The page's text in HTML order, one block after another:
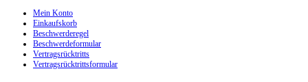
Mein Konto
Einkaufskorb
Beschwerderegel
Beschwerdeformular
Vertragsrücktritts
Vertragsrücktrittsformular